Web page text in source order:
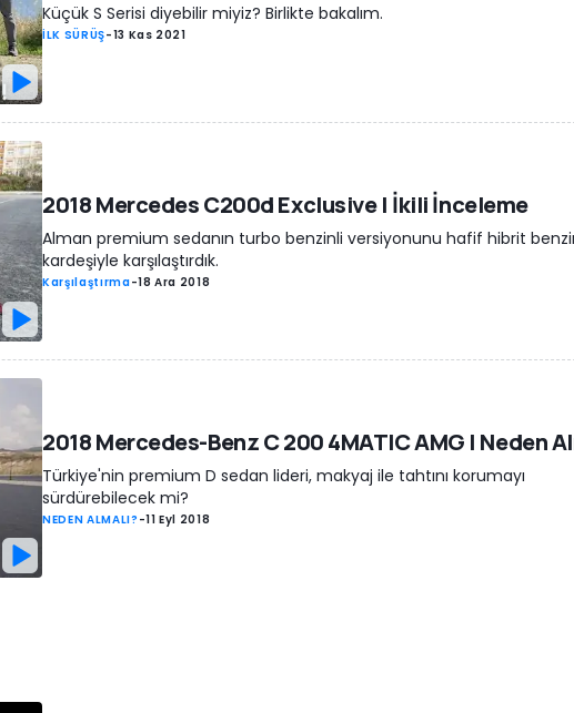
Küçük S Serisi diyebilir miyiz? Birlikte bakalım.
İLK SÜRÜŞ-13 Kas 2021
2018 Mercedes C200d Exclusive | İkili İnceleme
Alman premium sedanın turbo benzinli versiyonunu hafif hibrit
kardeşiyle karşılaştırdık.
Karşılaştırma-18 Ara 2018
2018 Mercedes-Benz C 200 4MATIC AMG | Neden
Türkiye'nin premium D sedan lideri, makyaj ile tahtını korumayı
sürdürebilecek mi?
NEDEN ALMALI? -11 Eyl 2018